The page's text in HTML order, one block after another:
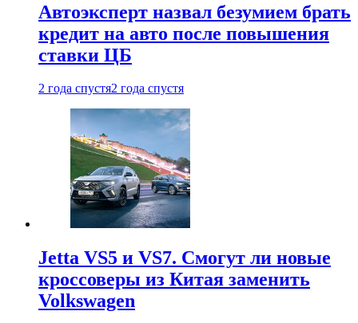
Автоэксперт назвал безумием брать
кредит на авто после повышения
ставки ЦБ
2 года спустя2 года спустя
Jetta VS5 и VS7. Смогут ли новые
кроссоверы из Китая заменить
Volkswagen